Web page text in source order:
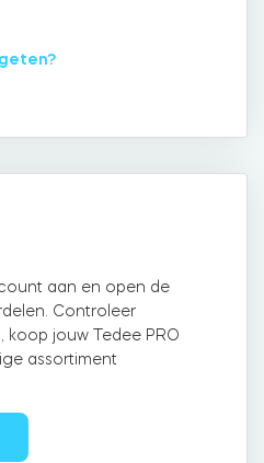
KOPEN
aan en open de
Controleer
koop jouw Tedee PRO
assortiment